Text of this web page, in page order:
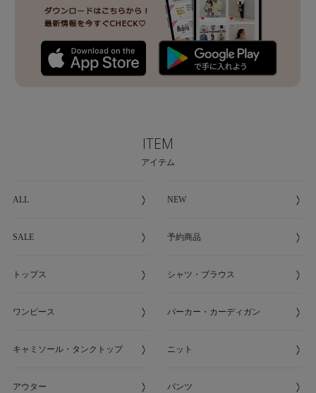
ITEM
アイテム
ALL NEW
SALE 予約商品
トップス シャツ・ブラウス
ワンピース パーカー・カーディガン
キャミソール・タンクトップ ニット
アウター パンツ